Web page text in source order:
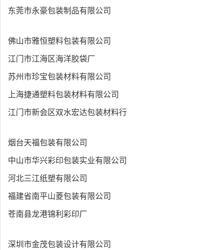
东莞市永豪包装制品有限公司
佛山市雅恒塑料包装有限公司
江门市江海区海洋胶袋厂
苏州市珍宝包装材料有限公司
上海捷通塑料包装材料有限公司
江门市新会区双水宏达包装材料行
烟台天福包装有限公司
中山市华兴彩印包装实业有限公司
河北三江纸塑有限公司
福建省南平山菱包装有限公司
苍南县龙港锦利彩印厂
深圳市金茂包装设计有限公司